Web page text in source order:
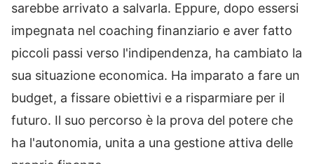
sarebbe arrivato a salvarla. Eppure, dopo essersi
impegnata nel coaching finanziario e aver fatto
piccoli passi verso l'indipendenza, ha cambiato la
sua situazione economica. Ha imparato a fare un
budget, a fissare obiettivi e a risparmiare per il
futuro. Il suo percorso è la prova del potere che
ha l'autonomia, unita a una gestione attiva delle